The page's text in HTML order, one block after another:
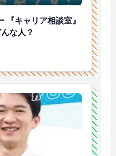
ー 『キャリア相談室』
『キャリア相談室』
な人？